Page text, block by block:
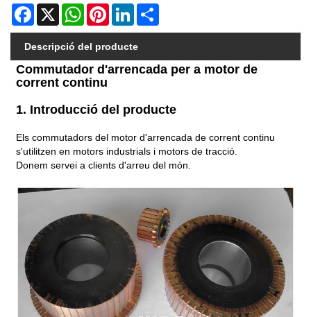
Facebook
X WhatsAppPinterestLinkedIn
Descripció del producte
Commutador d'arrencada per a motor de
corrent continu
1. Introducció del producte
Els commutadors del motor d'arrencada de corrent continu
s'utilitzen en motors industrials i motors de tracció.
Donem servei a clients d'arreu del món.